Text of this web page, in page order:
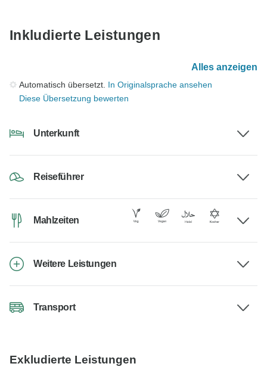
Inkludierte Leistungen
Alles anzeigen
Automatisch übersetzt. In Originalsprache ansehen
Diese Übersetzung bewerten
Unterkunft
Reiseführer
Mahlzeiten
Weitere Leistungen
Transport
Exkludierte Leistungen